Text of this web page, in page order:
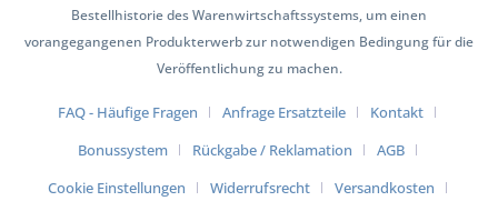
Bestellhistorie des Warenwirtschaftssystems, um einen
vorangegangenen Produkterwerb zur notwendigen Bedingung für die
Veröffentlichung zu machen.
FAQ - Häufige Fragen Anfrage Ersatzteile
Kontakt
Bonussystem
Rückgabe / Reklamation
AGB
Cookie Einstellungen
Widerrufsrecht Versandkosten